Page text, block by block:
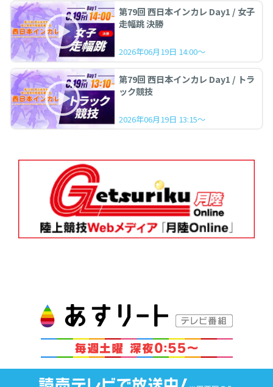
第79回 西日本インカレ Day1 / 女子
走幅跳 決勝
2026年06月19日 14:00～
第79回 西日本インカレ Day1 / トラ
ック競技
2026年06月19日 13:15～